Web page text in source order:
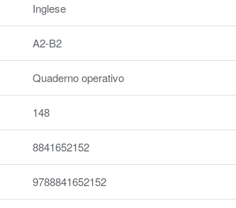
Inglese
A2-B2
Quaderno operativo
148
8841652152
9788841652152